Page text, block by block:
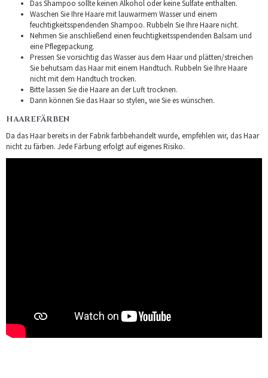
Das Shampoo sollte keinen Alkohol oder keine Sulfate enthalten.
Waschen Sie Ihre Haare mit lauwarmem Wasser und einem
feuchtigkeitsspendenden Shampoo. Rubbeln Sie Ihre Haare nicht.
Nehmen Sie anschließend einen feuchtigkeitsspendenden Balsam und
eine Pflegepackung.
Pressen Sie vorsichtig das Wasser aus dem Haar und plätten/streichen
Sie behutsam das Haar mit einem Handtuch. Rubbeln Sie Ihre Haare
nicht mit dem Handtuch trocken.
Bitte lassen Sie die Haare an der Luft trocknen.
Dann können Sie das Haar so stylen, wie Sie es wünschen.
HAAREFÄRBEN
Da das Haar bereits in der Fabrik farbbehandelt wurde, empfehlen wir, das Haar
nicht zu färben. Jede Färbung erfolgt auf eigenes Risiko.